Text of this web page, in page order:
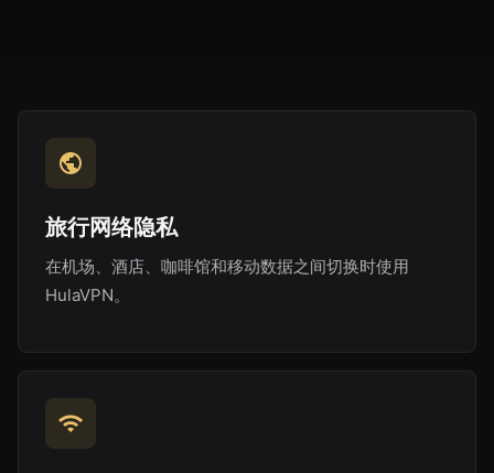
旅行网络隐私
在机场、酒店、咖啡馆和移动数据之间切换时使用
HulaVPN。